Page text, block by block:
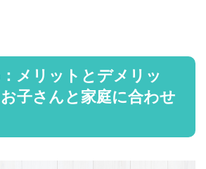
メリットとデメリッ
子さんと家庭に合わせ